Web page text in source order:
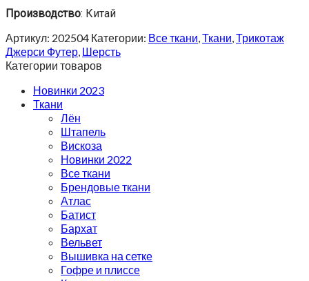
Производство: Китай
Артикул: 202504 Категории: Все ткани,Ткани,Трикотаж
Джерси Футер, Шерсть
Категории товаров
Новинки 2023
Ткани
Лён
Штапель
Вискоза
Новинки 2022
Все ткани
Брендовые ткани
Атлас
Батист
Бархат
Вельвет
Вышивка на сетке
Гофре и плиссе